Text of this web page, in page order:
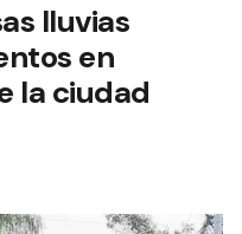
lluvias
en
la ciudad